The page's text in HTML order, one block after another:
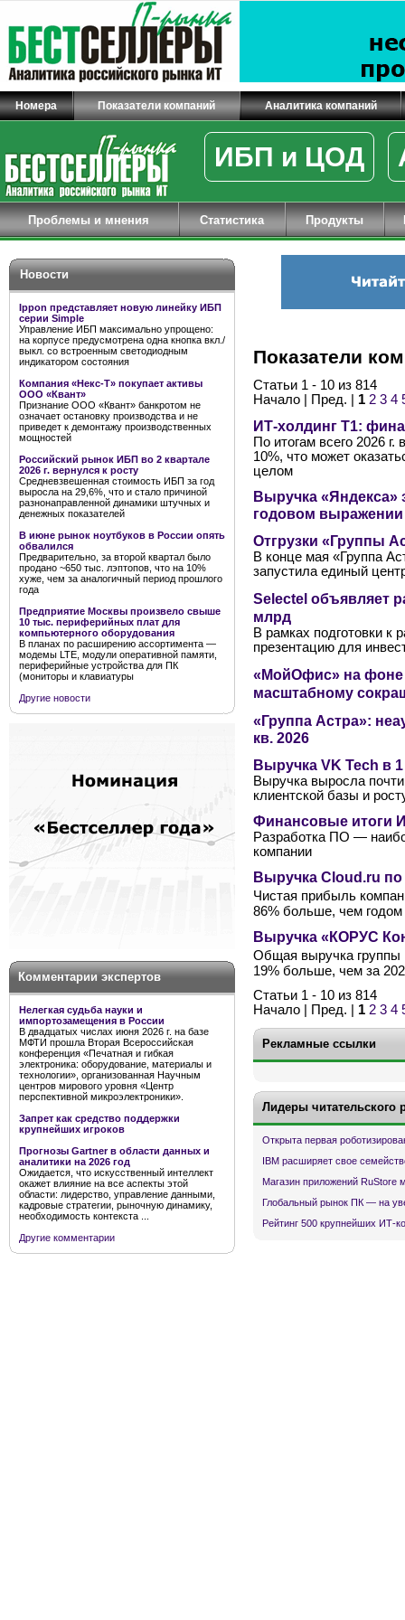
Номера Показатели компаний Аналитика компаний
ИБП и ЦОД
Проблемы и мнения Статистика Продукты
Новости
Ippon представляет новую линейку ИБП
серии Simple
Управление ИБП максимально упрощено:
на корпусе предусмотрена одна кнопка вкл./
выкл. со встроенным светодиодным
индикатором состояния
Компания «Некс-Т» покупает активы
ООО «Квант»
Признание ООО «Квант» банкротом не
означает остановку производства и не
приведет к демонтажу производственных
мощностей
Российский рынок ИБП во 2 квартале
2026 г. вернулся к росту
Средневзвешенная стоимость ИБП за год
выросла на 29,6%, что и стало причиной
разнонаправленной динамики штучных и
денежных показателей
В июне рынок ноутбуков в России опять
обвалился
Предварительно, за второй квартал было
продано ~650 тыс. лэптопов, что на 10%
хуже, чем за аналогичный период прошлого
года
Предприятие Москвы произвело свыше
10 тыс. периферийных плат для
компьютерного оборудования
В планах по расширению ассортимента —
модемы LTE, модули оперативной памяти,
периферийные устройства для ПК
(мониторы и клавиатуры
Другие новости
Комментарии экспертов
Нелегкая судьба науки и
импортозамещения в России
В двадцатых числах июня 2026 г. на базе
МФТИ прошла Вторая Всероссийская
конференция «Печатная и гибкая
электроника: оборудование, материалы и
технологии», организованная Научным
центров мирового уровня «Центр
перспективной микроэлектроники».
Запрет как средство поддержки
крупнейших игроков
Прогнозы Gartner в области данных и
аналитики на 2026 год
Ожидается, что искусственный интеллект
окажет влияние на все аспекты этой
области: лидерство, управление данными,
кадровые стратегии, рыночную динамику,
необходимость контекста ...
Другие комментарии
Показатели
Статьи 1 - 10 из 814
Начало | Пред. | 1 2 3 4
ИТ-холдинг Т1:
По итогам всего 2026
10%, что может
целом
Выручка «Яндекса»
годовом выражении
Отгрузки «Группы
В конце мая «Группа
запустила единый
Selectel объявляет
млрд
В рамках подготовки к
презентацию для
«МойОфис» на фоне
масштабному
«Группа Астра»:
кв. 2026
Выручка VK Tech в
Выручка выросла
клиентской базы и
Финансовые итоги
Разработка ПО —
компании
Выручка Cloud.ru по
Чистая прибыль
86% больше, чем годом
Выручка «КОРУС
Общая выручка группы
19% больше, чем за
Статьи 1 - 10 из 814
Начало | Пред. | 1 2 3 4
Рекламные ссылки
Лидеры читательского
Открыта первая
IBM расширяет свое
Магазин приложений RuStore
Глобальный рынок ПК — на
Рейтинг 500 крупнейших ИТ-